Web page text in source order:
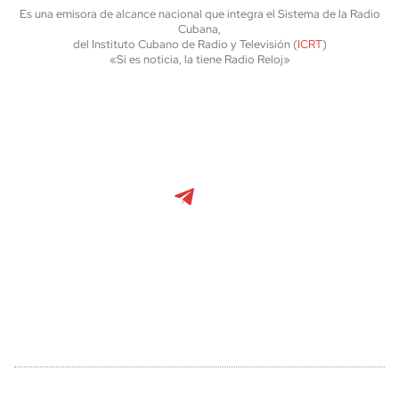
Es una emisora de alcance nacional que integra el Sistema de la Radio
Cubana,
del Instituto Cubano de Radio y Televisión (ICRT)
«Si es noticia, la tiene Radio Reloj»